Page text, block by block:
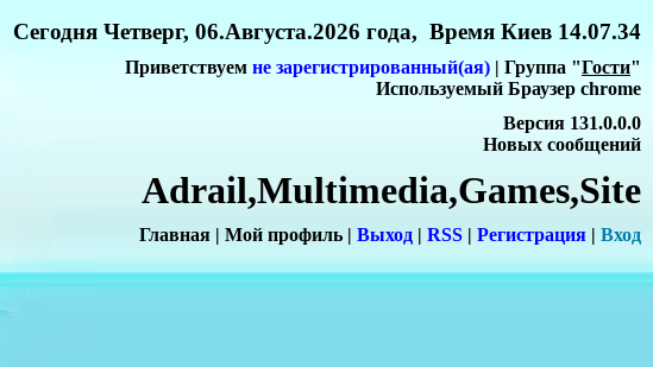
Сегодня Четверг, 06.Августа.2026 года, Время Киев 14.07.34
Приветствуем не зарегистрированный(ая) | Группа "Гости"
Используемый Браузер chrome
Версия 131.0.0.0
Новых сообщений
Adrail,Multimedia,Games,Site
Главная | Мой профиль | Выход | RSS | Регистрация | Вход